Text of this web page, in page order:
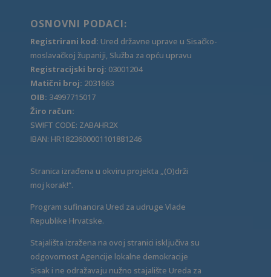
OSNOVNI PODACI:
Registrirani kod: Ured državne uprave u Sisačko-
moslavačkoj županiji, Služba za opću upravu
Registracijski broj: 03001204
Matični broj: 2031663
OIB: 34997715017
Žiro račun:
SWIFT CODE: ZABAHR2X
IBAN: HR1823600001101881246
Stranica izrađena u okviru projekta „(O)drži
moj korak!“.
Program sufinancira Ured za udruge Vlade
Republike Hrvatske.
Stajališta izražena na ovoj stranici isključiva su
odgovornost Agencije lokalne demokracije
Sisak i ne odražavaju nužno stajalište Ureda za